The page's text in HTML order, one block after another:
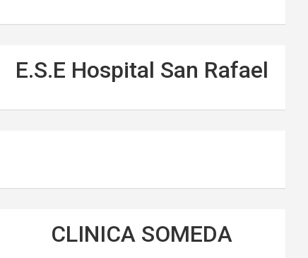
E.S.E Hospital San Rafael
CLINICA SOMEDA